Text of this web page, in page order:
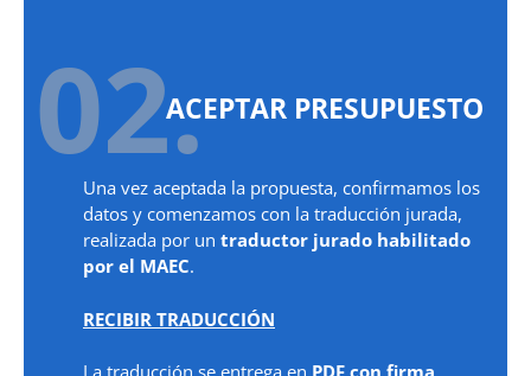
02.ACEPTAR PRESUPUESTO
Una vez aceptada la propuesta, confirmamos los
datos y comenzamos con la traducción jurada,
realizada por un traductor jurado habilitado
por el MAEC.
RECIBIR TRADUCCIÓN